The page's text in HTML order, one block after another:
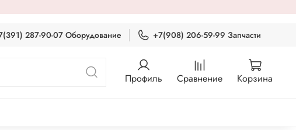
287-90-07 Оборудование +7(908) 206-59-99 Запчасти
Профиль Сравнение Корзина